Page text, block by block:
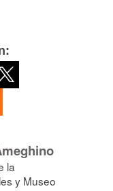
la
y Museo